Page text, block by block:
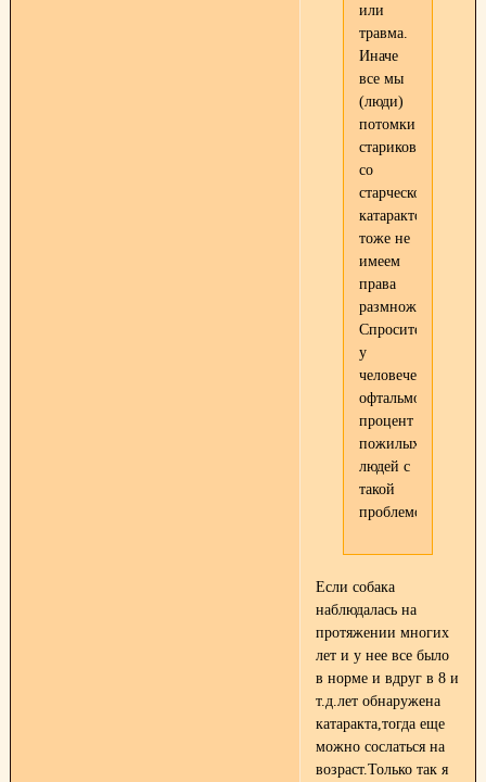
или
травма.
Иначе
все мы
(люди)
потомки
стариков
со
старческой
катарактой
тоже не
имеем
права
размножаться!
Спросите
у
человеческих
офтальмологов
процент
пожилых
людей с
такой
проблемой.
Если собака
наблюдалась на
протяжении многих
лет и у нее все было
в норме и вдруг в 8 и
т.д.лет обнаружена
катаракта,тогда еще
можно сослаться на
возраст.Только так я